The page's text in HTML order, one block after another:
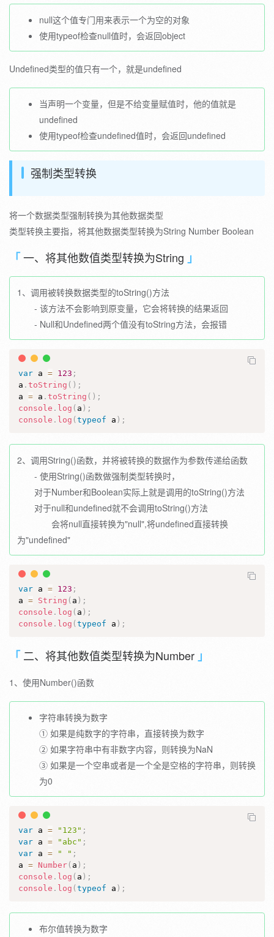
null这个值专门用来表示一个为空的对象
使用typeof检查null值时，会返回object
Undefined类型的值只有一个，就是undefined
当声明一个变量，但是不给变量赋值时，他的值就是
undefined
使用typeof检查undefined值时，会返回undefined
强制类型转换
将一个数据类型强制转换为其他数据类型
类型转换主要指，将其他数据类型转换为String Number Boolean
一、将其他数值类型转换为String
1、调用被转换数据类型的toString()方法
- 该方法不会影响到原变量，它会将转换的结果返回
- Null和Undefined两个值没有toString方法，会报错
var a = 123 ;
a . toString ( ) ;
a = a . toString ( ) ;
console . log ( a ) ;
console . log ( typeof a ) ;
2、调用String()函数，并将被转换的数据作为参数传递给函数
- 使用String()函数做强制类型转换时，
对于Number和Boolean实际上就是调用的toString()方法
对于null和undefined就不会调用toString()方法
会将null直接转换为"null",将undefined直接转换
为"undefined"
var a = 123 ;
a = String ( a ) ;
console . log ( a ) ;
console . log ( typeof a ) ;
二、将其他数值类型转换为Number
1、使用Number()函数
字符串转换为数字
① 如果是纯数字的字符串，直接转换为数字
② 如果字符串中有非数字内容，则转换为NaN
③ 如果是一个空串或者是一个全是空格的字符串，则转换
为0
var a = "123" ;
var a = "abc" ;
var a = " " ;
a = Number( a ) ;
console . log ( a ) ;
console . log ( typeof a ) ;
布尔值转换为数字